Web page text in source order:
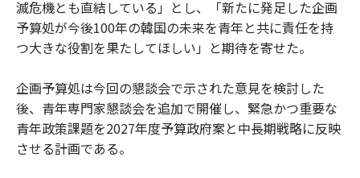
滅危機とも直結している」とし、「新たに発足した企画
予算処が今後100年の韓国の未来を青年と共に責任を持
つ大きな役割を果たしてほしい」と期待を寄せた。
企画予算処は今回の懇談会で示された意見を検討した
後、青年専門家懇談会を追加で開催し、緊急かつ重要な
青年政策課題を2027年度予算政府案と中長期戦略に反映
させる計画である。